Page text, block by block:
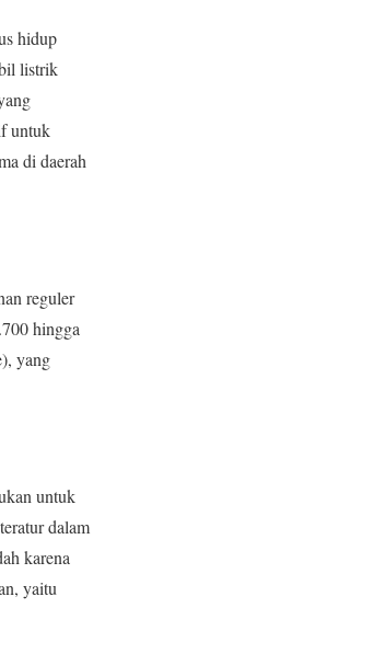
hidup
listrik
untuk
di daerah
reguler
hingga
yang
untuk
dalam
karena
yaitu